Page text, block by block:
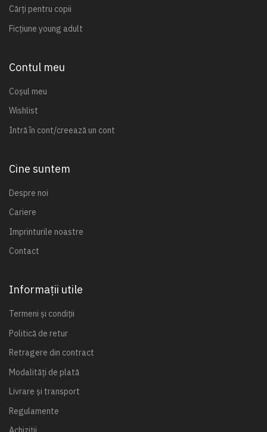
Cărți pentru copii
Ficțiune young adult
Contul meu
Coșul meu
Wishlist
Intră în cont/creează un cont
Cine suntem
Despre noi
Cariere
Imprinturile noastre
Contact
Informații utile
Termeni și condiții
Politică de retur
Retragere din contract
Modalități de plată
Livrare și transport
Regulamente